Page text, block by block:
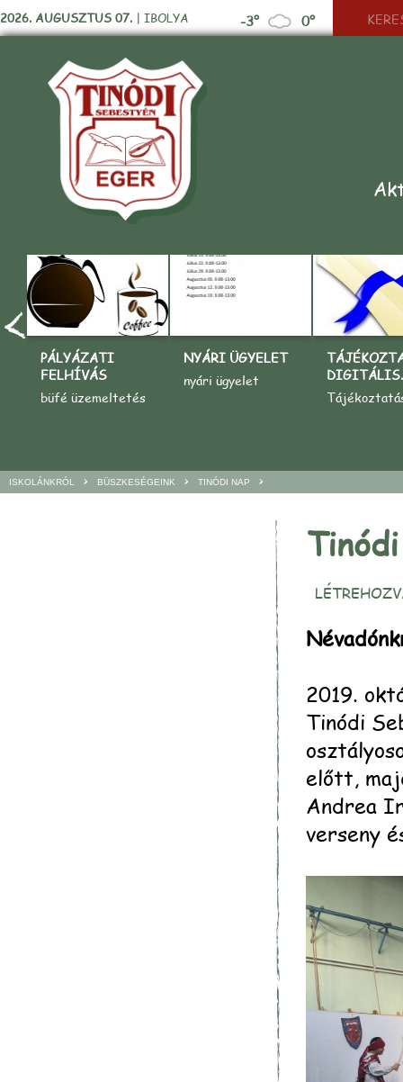
2026. AUGUSZTUS 07. | IBOLYA -3° 0°
PÁLYÁZATI
FELHÍVÁS
büfé üzemeltetés
NYÁRI ÜGYELET
nyári ügyelet
ISKOLÁNKRÓL > BÜSZKESÉGEINK > TINÓDI NAP >
2019.
Tinódi
előtt,
Andrea
verseny